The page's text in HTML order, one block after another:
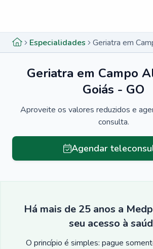
Especialidades
Geriatra em Campo
Goiás - GO
Aproveite os valores reduzidos e
consulta.
Agendar
Há mais de 25 anos a
seu acesso à
O princípio é simples: pague